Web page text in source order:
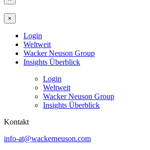
×
Login
Weltweit
Wacker Neuson Group
Insights Überblick
Login
Weltweit
Wacker Neuson Group
Insights Überblick
Kontakt
info-at@wackerneuson.com